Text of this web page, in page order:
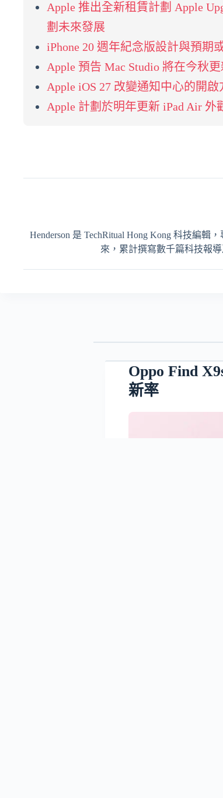
Apple 推出全新租賃計劃 Apple
劃未來發展
iPhone 20 週年紀念版設計與預期
Apple 預告 Mac Studio 將在今秋
Apple iOS 27 改變通知中心的開
Apple 計劃於明年更新 iPad Air 外
Henderson 是 TechRitual Hong Kong 科技編
來，累計撰寫數千篇科技報
Oppo Find
新率